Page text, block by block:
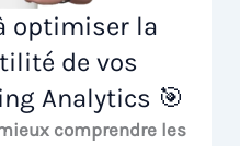
optimiser la
de vos
Analytics 🎯
comprendre les